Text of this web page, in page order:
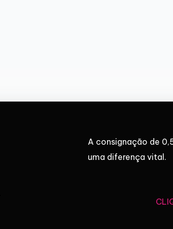
A consignação de
uma diferença vital.